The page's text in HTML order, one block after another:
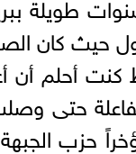
حيث كان
كنت أحلم
حتى
حزب